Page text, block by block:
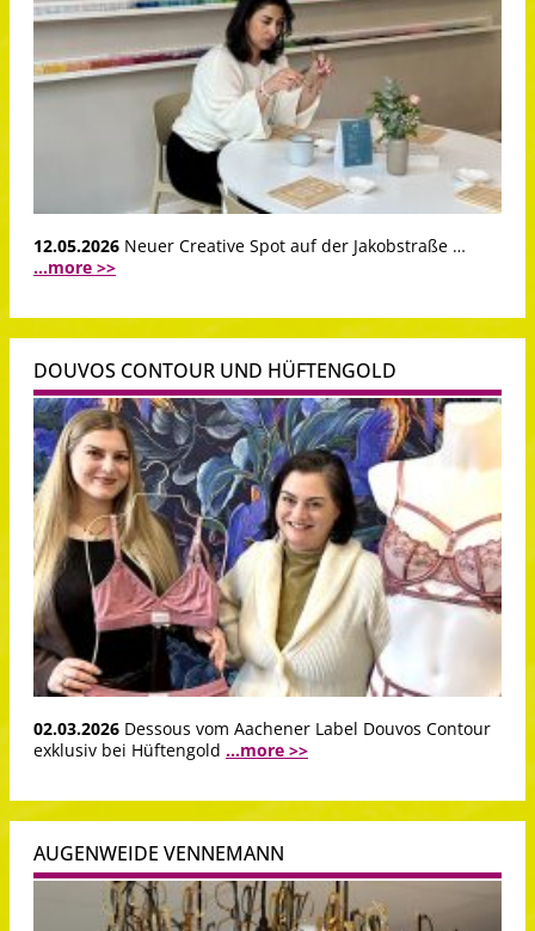
12.05.2026 Neuer Creative Spot auf der Jakobstraße …
...more >>
DOUVOS CONTOUR UND HÜFTENGOLD
02.03.2026 Dessous vom Aachener Label Douvos Contour
exklusiv bei Hüftengold ...more >>
AUGENWEIDE VENNEMANN